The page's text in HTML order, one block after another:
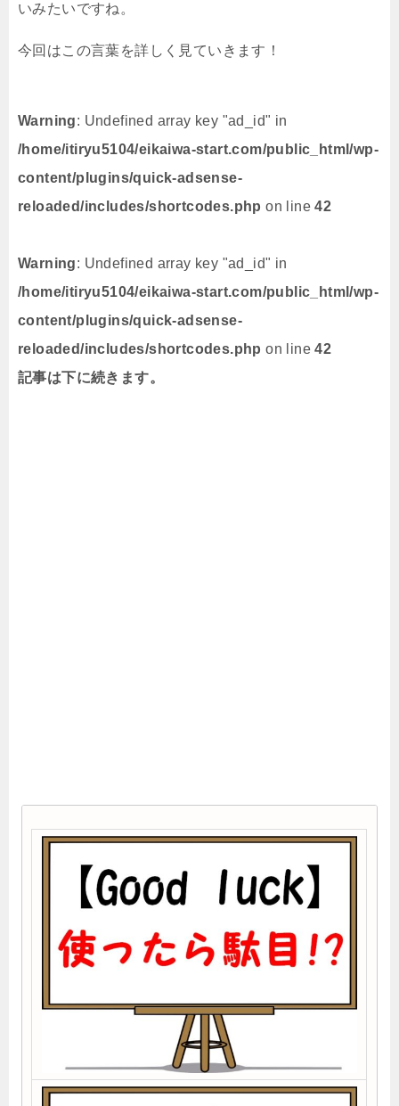
いみたいですね。
今回はこの言葉を詳しく見ていきます！
Warning: Undefined array key "ad_id" in
/home/itiryu5104/eikaiwa-start.com/public_html/wp-
content/plugins/quick-adsense-
reloaded/includes/shortcodes.php on line42
Warning: Undefined array key "ad_id" in
/home/itiryu5104/eikaiwa-start.com/public_html/wp-
content/plugins/quick-adsense-
reloaded/includes/shortcodes.php on line42
記事は下に続きます。